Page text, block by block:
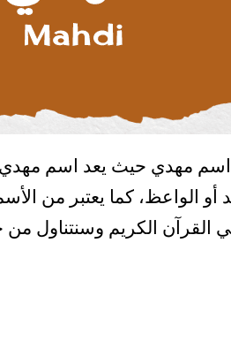
مهدي حيث يعد اسم مهدي
أو الواعظ، كما يعتبر من
القرآن الكريم وسنتناول